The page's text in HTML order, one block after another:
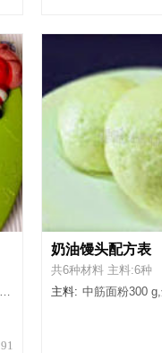
91
奶油馒头配方表
共6种材料 主料:6种
主料: 中筋面粉300 g,鲜牛奶160 g,干酵母5 g,